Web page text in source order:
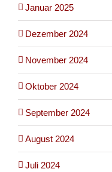
Januar 2025
Dezember 2024
November 2024
Oktober 2024
September 2024
August 2024
Juli 2024